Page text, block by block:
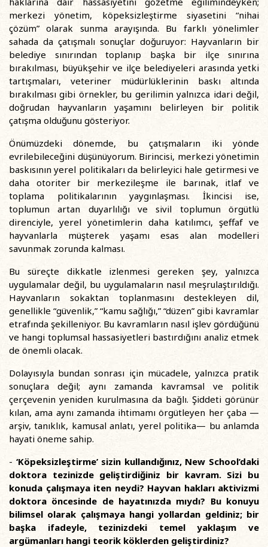
merkezi yönetim, köpeksizleştirme siyasetini “nihai
çözüm” olarak sunma arayışında. Bu farklı yönelimler
sahada da çatışmalı sonuçlar doğuruyor: Hayvanların bir
belediye sınırından toplanıp başka bir ilçe sınırına
bırakılması, büyükşehir ve ilçe belediyeleri arasında yetki
tartışmaları, veteriner müdürlüklerinin baskı altında
bırakılması gibi örnekler, bu gerilimin yalnızca idari değil,
doğrudan hayvanların yaşamını belirleyen bir politik
çatışma olduğunu gösteriyor.
Önümüzdeki dönemde, bu çatışmaların iki yönde
evrilebileceğini düşünüyorum. Birincisi, merkezi yönetimin
baskısının yerel politikaları da belirleyici hale getirmesi ve
daha otoriter bir merkezileşme ile barınak, itlaf ve
toplama politikalarının yaygınlaşması. İkincisi ise,
toplumun artan duyarlılığı ve sivil toplumun örgütlü
direnciyle, yerel yönetimlerin daha katılımcı, şeffaf ve
hayvanlarla müşterek yaşamı esas alan modelleri
savunmak zorunda kalması.
Bu süreçte dikkatle izlenmesi gereken şey, yalnızca
uygulamalar değil, bu uygulamaların nasıl meşrulaştırıldığı.
Hayvanların sokaktan toplanmasını destekleyen dil,
genellikle “güvenlik,” “kamu sağlığı,” “düzen” gibi kavramlar
etrafında şekilleniyor. Bu kavramların nasıl işlev gördüğünü
ve hangi toplumsal hassasiyetleri bastırdığını analiz etmek
de önemli olacak.
Dolayısıyla bundan sonrası için mücadele, yalnızca pratik
sonuçlara değil; aynı zamanda kavramsal ve politik
çerçevenin yeniden kurulmasına da bağlı. Şiddeti görünür
kılan, ama aynı zamanda ihtimamı örgütleyen her çaba —
arşiv, tanıklık, kamusal anlatı, yerel politika— bu anlamda
hayati öneme sahip.
- ‘Köpeksizleştirme’ sizin kullandığınız, New School’daki
doktora tezinizde geliştirdiğiniz bir kavram. Sizi bu
konuda çalışmaya iten neydi? Hayvan hakları aktivizmi
doktora öncesinde de hayatınızda mıydı? Bu konuyu
bilimsel olarak çalışmaya hangi yollardan geldiniz; bir
başka ifadeyle, tezinizdeki temel yaklaşım ve
argümanları hangi teorik köklerden geliştirdiniz?